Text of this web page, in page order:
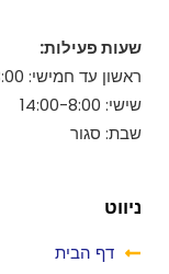
שעות פעילות:
ראשון עד חמישי: 19:00-8:00
שישי: 14:00-8:00
שבת: סגור
ניווט
דף הבית